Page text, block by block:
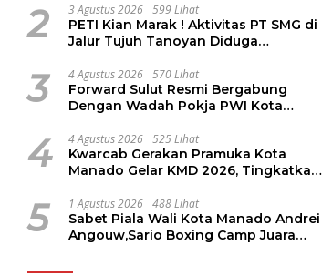
2 3 Agustus 2026 599 Lihat
PETI Kian Marak ! Aktivitas PT SMG di
Jalur Tujuh Tanoyan Diduga
3 4 Agustus 2026 570 Lihat
Forward Sulut Resmi Bergabung
Dengan Wadah Pokja PWI Kota
4 4 Agustus 2026 525 Lihat
Kwarcab Gerakan Pramuka Kota
Manado Gelar KMD 2026, Tingkatkan
Pramuka
5 1 Agustus 2026 488 Lihat
Sabet Piala Wali Kota Manado Andrei
Angouw,Sario Boxing Camp Juara